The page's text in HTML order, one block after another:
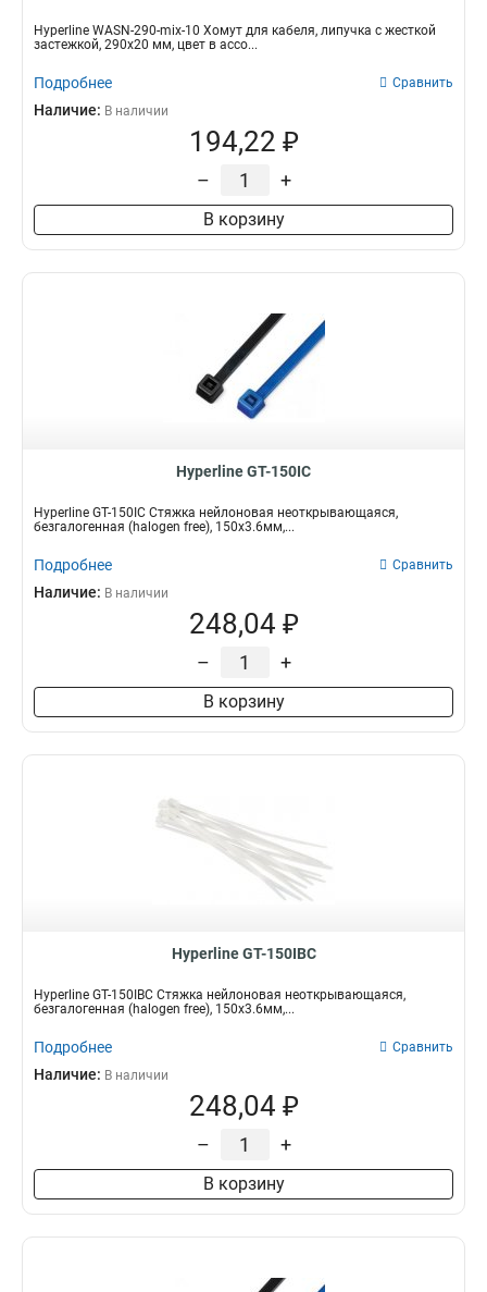
Hyperline WASN-290-mix-10 Хомут для кабеля, липучка с жесткой
застежкой, 290x20 мм, цвет в ассо...
Подробнее Сравнить
Наличие: В наличии
194,22 ₽
– +
В корзину
Hyperline GT-150IC
Hyperline GT-150IC Стяжка нейлоновая неоткрывающаяся,
безгалогенная (halogen free), 150x3.6мм,...
Подробнее Сравнить
Наличие: В наличии
248,04 ₽
– +
В корзину
Hyperline GT-150IBC
Hyperline GT-150IBC Стяжка нейлоновая неоткрывающаяся,
безгалогенная (halogen free), 150x3.6мм,...
Подробнее Сравнить
Наличие: В наличии
248,04 ₽
– +
В корзину